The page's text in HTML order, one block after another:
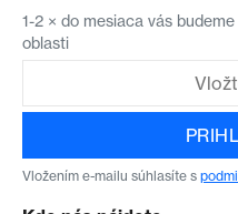
1-2 × do mesiaca vás
oblasti
Vložením e-mailu súhlasíte s